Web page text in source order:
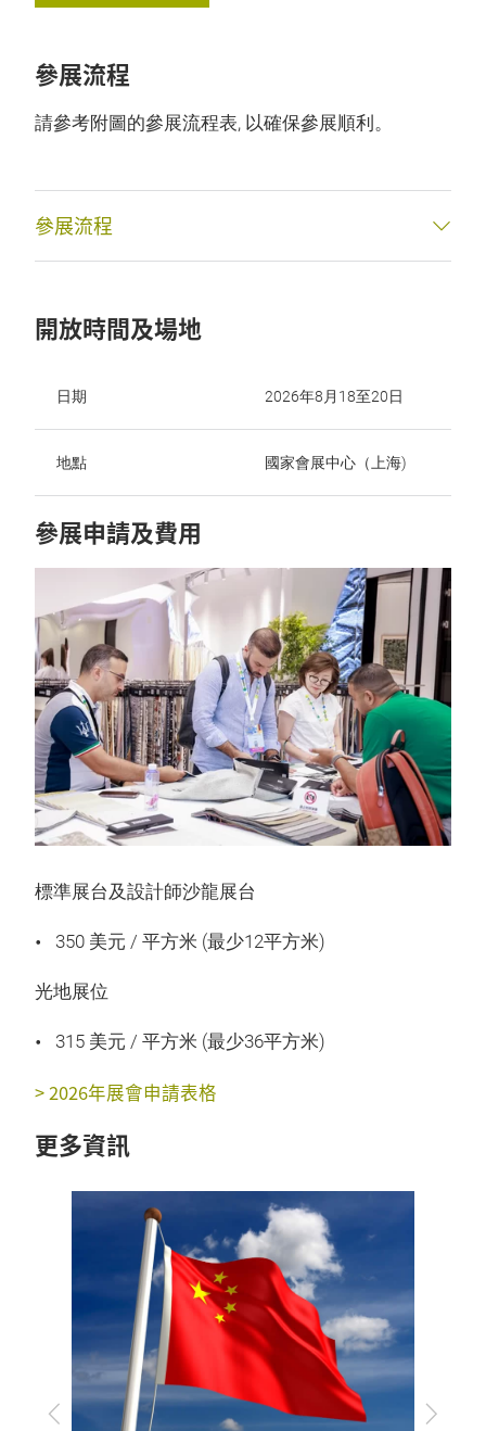
參展流程
請參考附圖的參展流程表, 以確保參展順利。
參展流程
開放時間及場地
日期 2026年8月18至20日
地點 國家會展中心（上海)
參展申請及費用
標準展台及設計師沙龍展台
350 美元 / 平方米 (最少12平方米)
光地展位
315 美元 / 平方米 (最少36平方米)
> 2026年展會申請表格
更多資訊
上
下